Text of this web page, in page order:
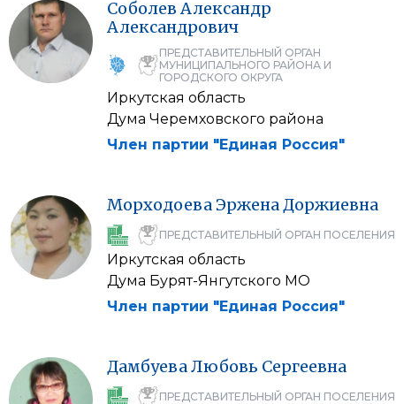
Соболев Александр
Александрович
ПРЕДСТАВИТЕЛЬНЫЙ ОРГАН
МУНИЦИПАЛЬНОГО РАЙОНА И
ГОРОДСКОГО ОКРУГА
Иркутская область
Дума Черемховского района
Член партии "Единая Россия"
Морходоева ЭрженаДоржиевна
ПРЕДСТАВИТЕЛЬНЫЙ ОРГАН ПОСЕЛЕНИЯ
Иркутская область
Дума Бурят-Янгутского МО
Член партии "Единая Россия"
ДамбуеваЛюбовь Сергеевна
ПРЕДСТАВИТЕЛЬНЫЙ ОРГАН ПОСЕЛЕНИЯ